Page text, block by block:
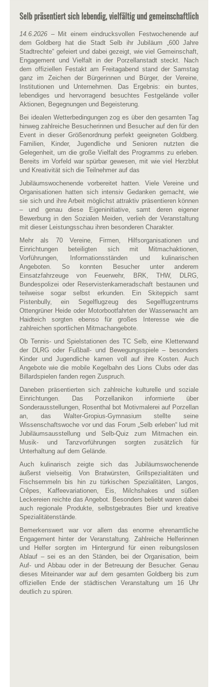
Selb präsentiert sich lebendig, vielfältig und gemeinschaftlich
14.6.2026 – Mit einem eindrucksvollen Festwochenende auf
dem Goldberg hat die Stadt Selb ihr Jubiläum „600 Jahre
Stadtrechte“ gefeiert und dabei gezeigt, wie viel Gemeinschaft,
Engagement und Vielfalt in der Porzellanstadt steckt. Nach
dem offiziellen Festakt am Freitagabend stand der Samstag
ganz im Zeichen der Bürgerinnen und Bürger, der Vereine,
Institutionen und Unternehmen. Das Ergebnis: ein buntes,
lebendiges und hervorragend besuchtes Festgelände voller
Aktionen, Begegnungen und Begeisterung.
Bei idealen Wetterbedingungen zog es über den gesamten Tag
hinweg zahlreiche Besucherinnen und Besucher auf den für den
Event in dieser Größenordnung perfekt geeigneten Goldberg.
Familien, Kinder, Jugendliche und Senioren nutzten die
Gelegenheit, um die große Vielfalt des Programms zu erleben.
Bereits im Vorfeld war spürbar gewesen, mit wie viel Herzblut
und Kreativität sich die Teilnehmer auf das
Jubiläumswochenende vorbereitet hatten. Viele Vereine und
Organisationen hatten sich intensiv Gedanken gemacht, wie
sie sich und ihre Arbeit möglichst attraktiv präsentieren können
– und genau diese Eigeninitiative, samt deren eigener
Bewerbung in den Sozialen Meiden, verlieh der Veranstaltung
mit dieser Leistungsschau ihren besonderen Charakter.
Mehr als 70 Vereine, Firmen, Hilfsorganisationen und
Einrichtungen beteiligten sich mit Mitmachaktionen,
Vorführungen, Informationsständen und kulinarischen
Angeboten. So konnten Besucher unter anderem
Einsatzfahrzeuge von Feuerwehr, BRK, THW, DLRG,
Bundespolizei oder Reservistenkameradschaft bestaunen und
teilweise sogar selbst erkunden. Ein Skiteppich samt
Pistenbully, ein Segelflugzeug des Segelflugzentrums
Ottengrüner Heide oder Motorbootfahrten der Wasserwacht am
Haidteich sorgten ebenso für großes Interesse wie die
zahlreichen sportlichen Mitmachangebote.
Ob Tennis- und Spielstationen des TC Selb, eine Kletterwand
der DLRG oder Fußball- und Bewegungsspiele – besonders
Kinder und Jugendliche kamen voll auf ihre Kosten. Auch
Angebote wie die mobile Kegelbahn des Lions Clubs oder das
Billardspielen fanden regen Zuspruch.
Daneben präsentierten sich zahlreiche kulturelle und soziale
Einrichtungen. Das Porzellanikon informierte über
Sonderausstellungen, Rosenthal bot Motivmalerei auf Porzellan
an, das Walter-Gropius-Gymnasium stellte seine
Wissenschaftswoche vor und das Forum „Selb erleben“ lud mit
Jubiläumsausstellung und Selb-Quiz zum Mitmachen ein.
Musik- und Tanzvorführungen sorgten zusätzlich für
Unterhaltung auf dem Gelände.
Auch kulinarisch zeigte sich das Jubiläumswochenende
äußerstvielseitig. Von Bratwürsten, Grillspezialitäten und
Fischsemmeln bis hin zu türkischen Spezialitäten, Langos,
Crêpes, Kaffeevariationen, Eis, Milchshakes und süßen
Leckereien reichte das Angebot. Besonders beliebt waren dabei
auch regionale Produkte, selbstgebrautes Bier und kreative
Spezialitätenstände.
Bemerkenswert war vor allem das enorme ehrenamtliche
Engagement hinter der Veranstaltung. Zahlreiche Helferinnen
und Helfer sorgten im Hintergrund für einen reibungslosen
Ablauf – sei es an den Ständen, bei der Organisation, beim
Auf- und Abbau oder in der Betreuung der Besucher. Genau
dieses Miteinander war auf dem gesamten Goldberg bis zum
offiziellen Ende der städtischen Veranstaltung um 16 Uhr
deutlich zu spüren.